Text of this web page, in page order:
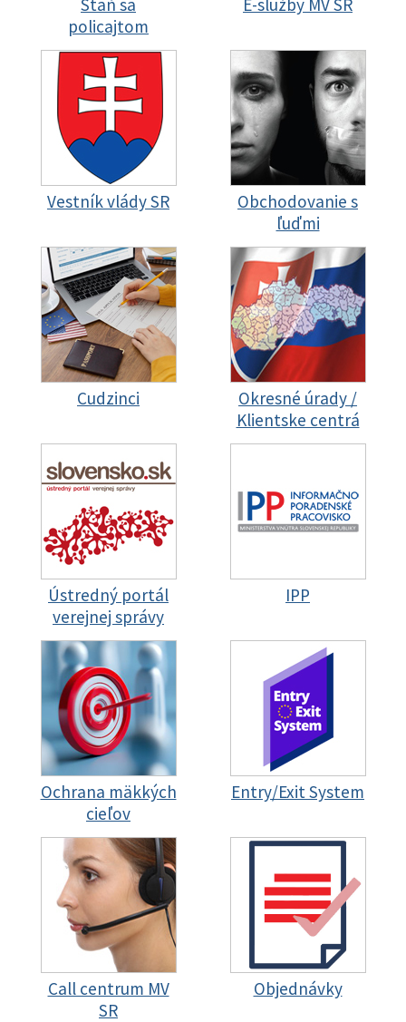
Staň sa
policajtom
E-služby MV SR
Vestník vlády SR
Obchodovanie s
ľuďmi
Cudzinci
Okresné úrady /
Klientske centrá
Ústredný portál
verejnej správy
IPP
Ochrana mäkkých
cieľov
Entry/Exit System
Call centrum MV
SR
Objednávky